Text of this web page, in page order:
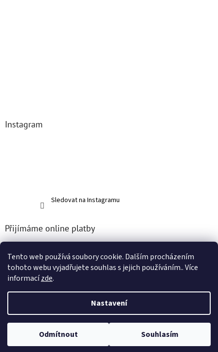
Tento web používá soubory cookie. Dalším procházením
tohoto webu vyjadřujete souhlas s jejich používáním.. Více
informacízde.
Nastavení
Odmítnout Souhlasím
Instagram
Sledovat na Instagramu
Přijímáme online platby
Copyright 2026Dalumax components s.r.o.. Všechna práva